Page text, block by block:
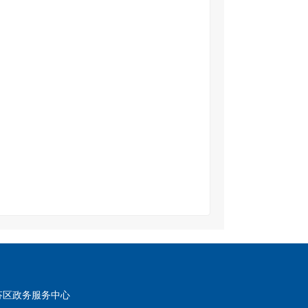
政务服务中心